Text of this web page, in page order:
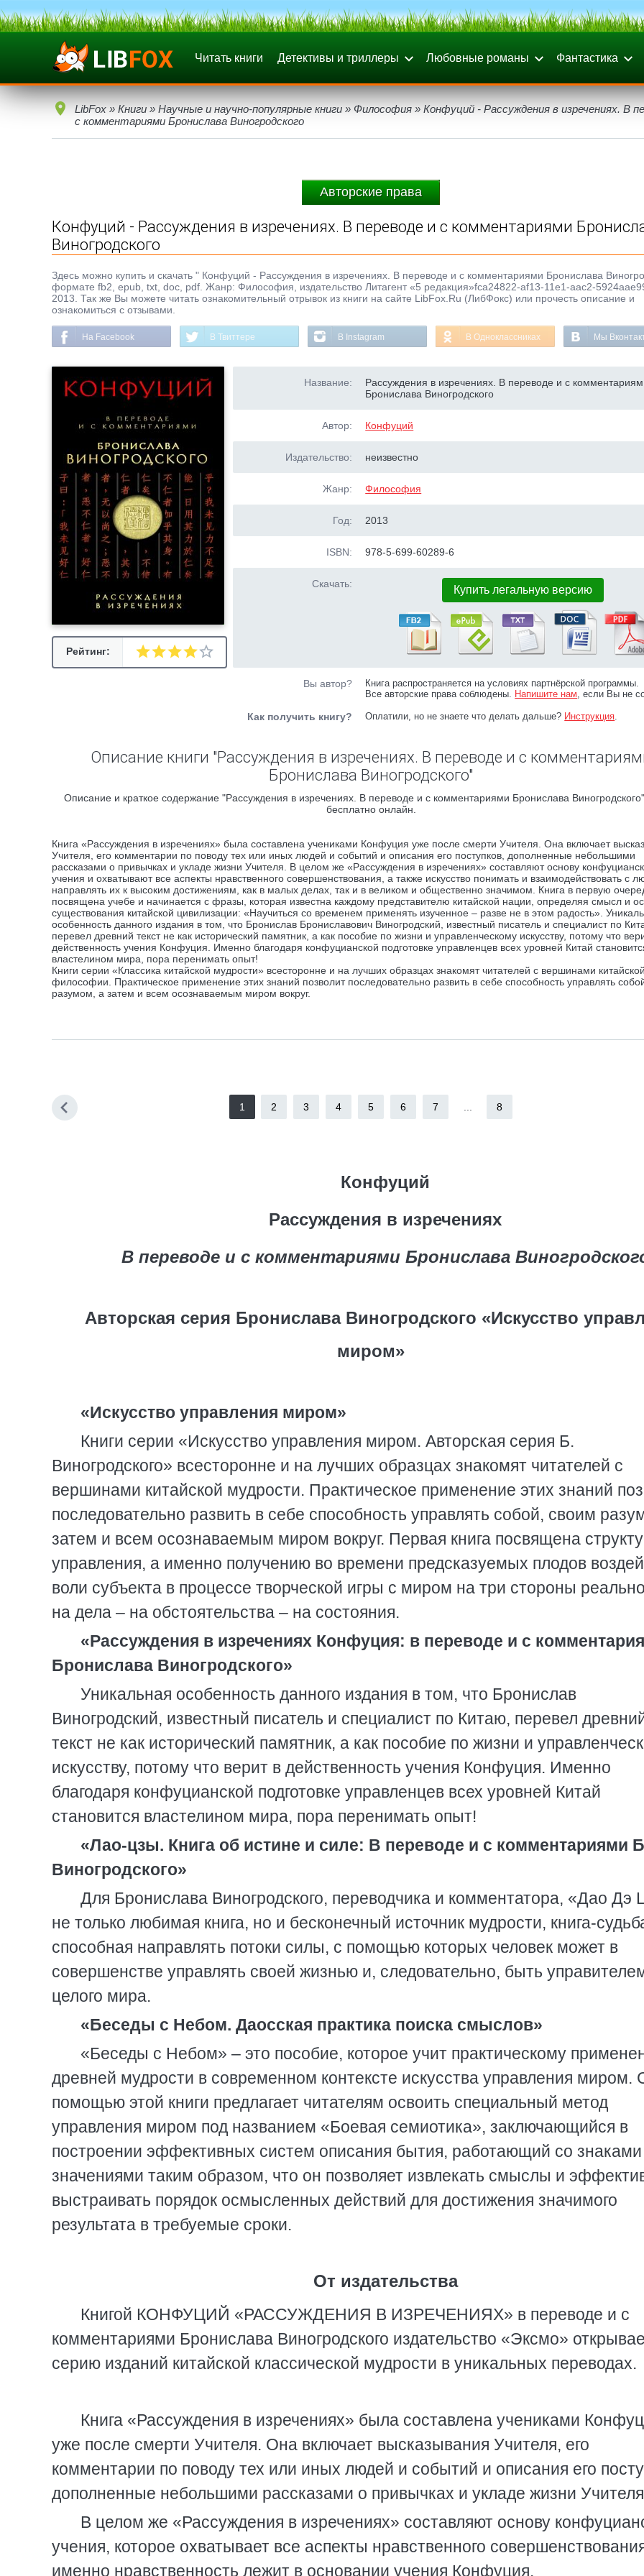
Читать книги Детективы и триллеры Любовные романы Фантастика
LibFox » Книги » Научные и научно-популярные книги » Философия » Конфуций - Рассуждения в изречениях. В
с комментариями Бронислава Виногродского
Авторские права
Конфуций - Рассуждения в изречениях. В переводе и с комментариями
Виногродского
Здесь можно купить и скачать " Конфуций - Рассуждения в изречениях. В переводе и с комментариями Бронислава
формате fb2, epub, txt, doc, pdf. Жанр: Философия, издательство Литагент «5 редакция»fca24822-af13-11e1-aac2-
2013. Так же Вы можете читать ознакомительный отрывок из книги на сайте LibFox.Ru (ЛибФокс) или прочесть описание и
ознакомиться с отзывами.
На Facebook В Твиттере В Instagram В Одноклассниках Мы
Рейтинг:
Название:
Рассуждения в изречениях. В переводе и с
Бронислава Виногродского
Автор: Конфуций
Издательство: неизвестно
Жанр: Философия
Год: 2013
ISBN: 978-5-699-60289-6
Скачать: Купить легальную версию
Вы автор?
Книга распространяется на условиях партнёрской программы.
Все авторские права соблюдены. Напишите нам, если Вы не
Как получить книгу? Оплатили, но не знаете что делать дальше? Инструкция.
Описание книги "Рассуждения в изречениях. В переводе и с
Бронислава Виногродского"
Описание и краткое содержание "Рассуждения в изречениях. В переводе и с комментариями Бронислава Виногродского"
бесплатно онлайн.
Книга «Рассуждения в изречениях» была составлена учениками Конфуция уже после смерти Учителя. Она включает
Учителя, его комментарии по поводу тех или иных людей и событий и описания его поступков, дополненные небольшими
рассказами о привычках и укладе жизни Учителя. В целом же «Рассуждения в изречениях» составляют основу
учения и охватывают все аспекты нравственного совершенствования, а также искусство понимать и взаимодействовать с
направлять их к высоким достижениям, как в малых делах, так и в великом и общественно значимом. Книга в первую
посвящена учебе и начинается с фразы, которая известна каждому представителю китайской нации, определяя смысл и
существования китайской цивилизации: «Научиться со временем применять изученное – разве не в этом радость».
особенность данного издания в том, что Бронислав Брониславович Виногродский, известный писатель и специалист по
перевел древний текст не как исторический памятник, а как пособие по жизни и управленческому искусству, потому что
действенность учения Конфуция. Именно благодаря конфуцианской подготовке управленцев всех уровней Китай
властелином мира, пора перенимать опыт!
Книги серии «Классика китайской мудрости» всесторонне и на лучших образцах знакомят читателей с вершинами китайской
философии. Практическое применение этих знаний позволит последовательно развить в себе способность управлять
разумом, а затем и всем осознаваемым миром вокруг.
1 2 3 4 5 6 7 8
Конфуций
Рассуждения в изречениях
В переводе и с комментариями Бронислава
Авторская серия Бронислава Виногродского «Искусство
миром»
«Искусство управления миром»
Книги серии «Искусство управления миром. Авторская серия Б.
Виногродского» всесторонне и на лучших образцах знакомят читателей с
вершинами китайской мудрости. Практическое применение этих знаний
последовательно развить в себе способность управлять собой, своим
затем и всем осознаваемым миром вокруг. Первая книга посвящена
управления, а именно получению во времени предсказуемых плодов
воли субъекта в процессе творческой игры с миром на три стороны
на дела – на обстоятельства – на состояния.
«Рассуждения в изречениях Конфуция: в переводе и с
Бронислава Виногродского»
Уникальная особенность данного издания в том, что Бронислав
Виногродский, известный писатель и специалист по Китаю, перевел
текст не как исторический памятник, а как пособие по жизни и
искусству, потому что верит в действенность учения Конфуция. Именно
благодаря конфуцианской подготовке управленцев всех уровней Китай
становится властелином мира, пора перенимать опыт!
«Лао-цзы. Книга об истине и силе: В переводе и с комментариями
Виногродского»
Для Бронислава Виногродского, переводчика и комментатора, «Дао Дэ
не только любимая книга, но и бесконечный источник мудрости, книга-
способная направлять потоки силы, с помощью которых человек может в
совершенстве управлять своей жизнью и, следовательно, быть
целого мира.
«Беседы с Небом. Даосская практика поиска смыслов»
«Беседы с Небом» – это пособие, которое учит практическому
древней мудрости в современном контексте искусства управления миром.
помощью этой книги предлагает читателям освоить специальный метод
управления миром под названием «Боевая семиотика», заключающийся в
построении эффективных систем описания бытия, работающий со знаками
значениями таким образом, что он позволяет извлекать смыслы и
выстраивать порядок осмысленных действий для достижения значимого
результата в требуемые сроки.
От издательства
Книгой КОНФУЦИЙ «РАССУЖДЕНИЯ В ИЗРЕЧЕНИЯХ» в переводе и с
комментариями Бронислава Виногродского издательство «Эксмо»
серию изданий китайской классической мудрости в уникальных переводах.
Книга «Рассуждения в изречениях» была составлена учениками
уже после смерти Учителя. Она включает высказывания Учителя, его
комментарии по поводу тех или иных людей и событий и описания его
дополненные небольшими рассказами о привычках и укладе жизни
В целом же «Рассуждения в изречениях» составляют основу
учения, которое охватывает все аспекты нравственного
именно нравственность лежит в основании учения Конфуция.